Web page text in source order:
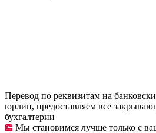
Перевод по реквизитам на
юрлиц, предоставляем все
бухгалтерии
Мы становимся лучше только с